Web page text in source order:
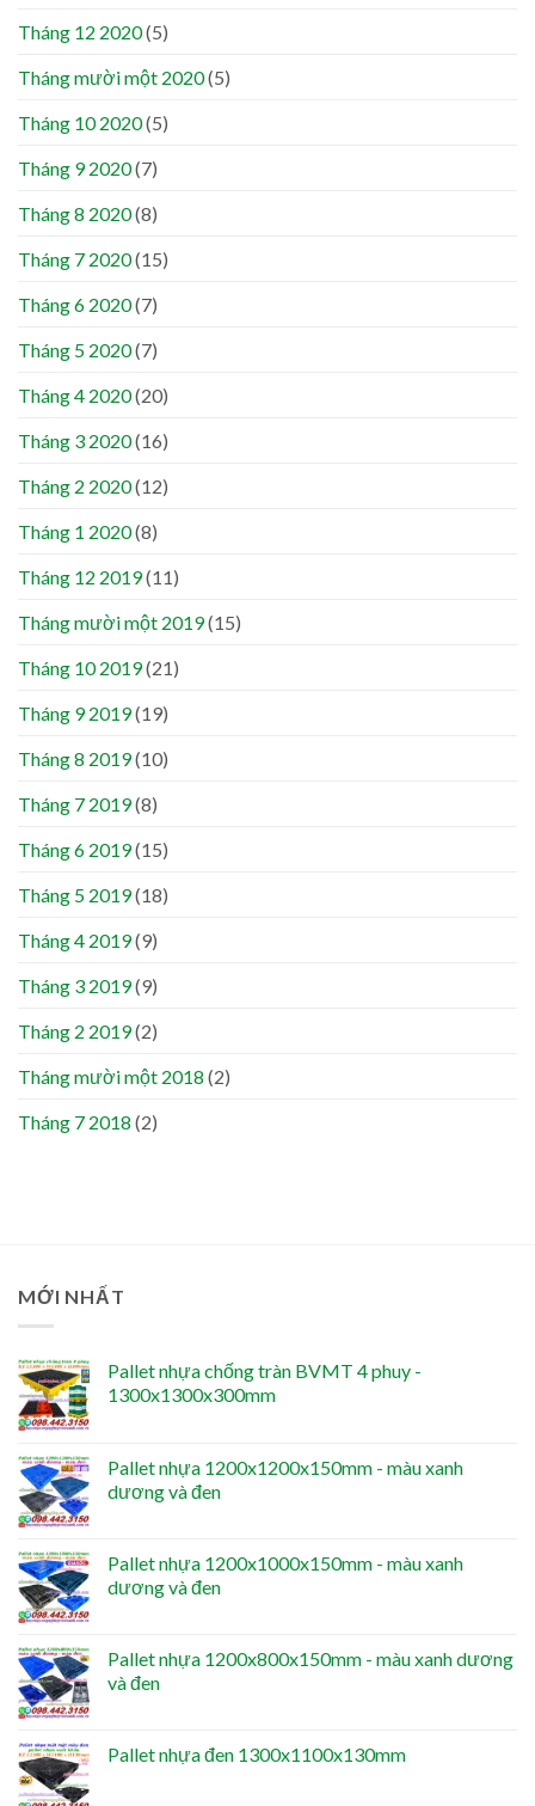
Tháng 12 2020(5)
Tháng mười một 2020(5)
Tháng 10 2020(5)
Tháng 9 2020(7)
Tháng 8 2020(8)
Tháng 7 2020(15)
Tháng 6 2020(7)
Tháng 5 2020(7)
Tháng 4 2020(20)
Tháng 3 2020(16)
Tháng 2 2020(12)
Tháng 1 2020(8)
Tháng 12 2019(11)
Tháng mười một 2019(15)
Tháng 10 2019(21)
Tháng 9 2019(19)
Tháng 8 2019(10)
Tháng 7 2019(8)
Tháng 6 2019(15)
Tháng 5 2019(18)
Tháng 4 2019(9)
Tháng 3 2019(9)
Tháng 2 2019(2)
Tháng mười một 2018 (2)
Tháng 7 2018 (2)
MỚI NHẤT
Pallet nhựa chống tràn BVMT 4 phuy -
1300x1300x300mm
Pallet nhựa 1200x1200x150mm - màu xanh
dương và đen
Pallet nhựa 1200x1000x150mm - màu xanh
dương và đen
Pallet nhựa 1200x800x150mm - màu xanh dương
và đen
Pallet nhựa đen 1300x1100x130mm